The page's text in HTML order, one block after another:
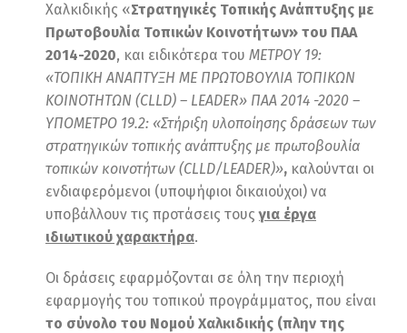
Χαλκιδικής «Στρατηγικές Τοπικής Ανάπτυξης με
Πρωτοβουλία Τοπικών Κοινοτήτων» του ΠΑΑ
2014-2020, και ειδικότερα του ΜΕΤΡΟΥ 19:
«ΤΟΠΙΚΗ ΑΝΑΠΤΥΞΗ ΜEΠΡΩΤΟΒΟΥΛΙΑ ΤΟΠΙΚΩΝ
ΚΟΙΝΟΤΗΤΩΝ (CLLD) – LEADER» ΠΑΑ 2014 -2020 –
ΥΠΟΜΕΤΡΟ 19.2: «Στήριξη υλοποίησης δράσεων των
στρατηγικών τοπικής ανάπτυξης με πρωτοβουλία
τοπικών κοινοτήτων (CLLD/LEADER)», καλούνται οι
ενδιαφερόμενοι (υποψήφιοι δικαιούχοι) να
υποβάλλουν τις προτάσεις τουςγια έργα
ιδιωτικού χαρακτήρα.
Οι δράσεις εφαρμόζονται σε όλη την περιοχή
εφαρμογής του τοπικού προγράμματος, που είναι
το σύνολο του Νομού Χαλκιδικής (πλην της